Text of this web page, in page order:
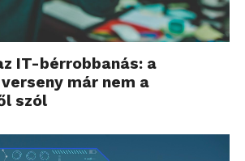
IT-bérrobbanás: a
már nem a
szól